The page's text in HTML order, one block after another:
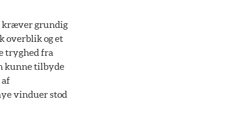
kræver grundig
overblik og et
tryghed fra
kunne tilbyde
af
vinduer stod